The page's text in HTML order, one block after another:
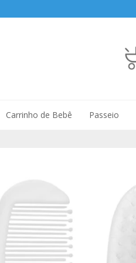
Carrinho de Bebê Passeio